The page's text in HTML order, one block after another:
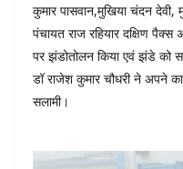
कुमार पासवान,मुखिया चंदन देवी,
पंचायत राज रहियार दक्षिण
पर झंडोतोलन किया एवं झंडे को
डॉ राजेश कुमार चौधरी ने अपने
सलामी।